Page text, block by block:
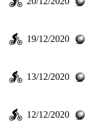
19/12/2020
13/12/2020
12/12/2020